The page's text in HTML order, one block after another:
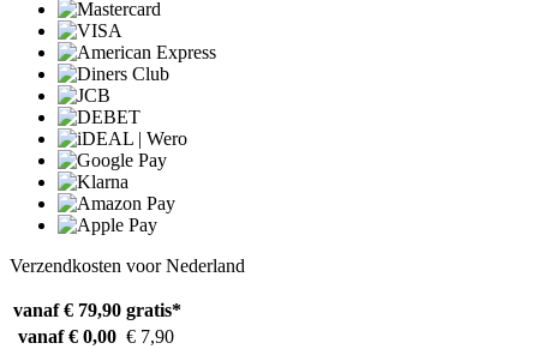
Verzendkosten voor Nederland
vanaf € 79,90 gratis*
vanaf € 0,00 € 7,90